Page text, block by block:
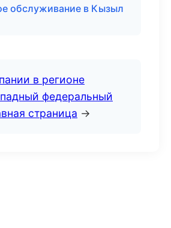
обслуживание в Кызыл
в регионе
федеральный
страница →